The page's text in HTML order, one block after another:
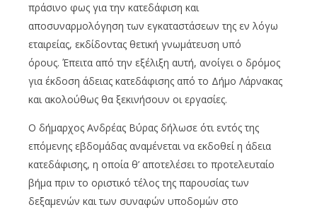
πράσινο φως για την κατεδάφιση και
αποσυναρμολόγηση των εγκαταστάσεων της εν λόγω
εταιρείας, εκδίδοντας θετική γνωμάτευση υπό
όρους. Έπειτα από την εξέλιξη αυτή, ανοίγει ο δρόμος
για έκδοση άδειας κατεδάφισης από το Δήμο Λάρνακας
και ακολούθως θα ξεκινήσουν οι εργασίες.
Ο δήμαρχος Ανδρέας Βύρας δήλωσε ότι εντός της
επόμενης εβδομάδας αναμένεται να εκδοθεί η άδεια
κατεδάφισης, η οποία θ’ αποτελέσει το προτελευταίο
βήμα πριν το οριστικό τέλος της παρουσίας των
δεξαμενών και των συναφών υποδομών στο